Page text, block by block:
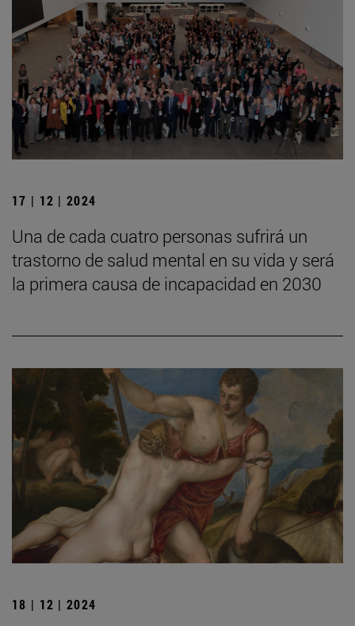
17 | 12 | 2024
Una de cada cuatro personas sufrirá un
trastorno de salud mental en su vida y será
la primera causa de incapacidad en 2030
18 | 12 | 2024